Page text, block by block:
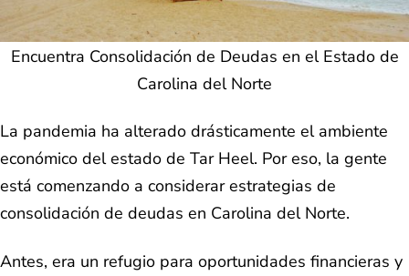
Encuentra Consolidación de Deudas en el Estado de
Carolina del Norte
La pandemia ha alterado drásticamente el ambiente
económico del estado de Tar Heel. Por eso, la gente
está comenzando a considerar estrategias de
consolidación de deudas en Carolina del Norte.
Antes, era un refugio para oportunidades financieras y